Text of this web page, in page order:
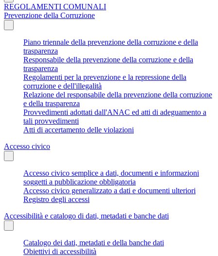
REGOLAMENTI COMUNALI
Prevenzione della Corruzione
Piano triennale della prevenzione della corruzione e della
trasparenza
Responsabile della prevenzione della corruzione e della
trasparenza
Regolamenti per la prevenzione e la repressione della
corruzione e dell'illegalità
Relazione del responsabile della prevenzione della corruzione
e della trasparenza
Provvedimenti adottati dall'ANAC ed atti di adeguamento a
tali provvedimenti
Atti di accertamento delle violazioni
Accesso civico
Accesso civico semplice a dati, documenti e informazioni
soggetti a pubblicazione obbligatoria
Accesso civico generalizzato a dati e documenti ulteriori
Registro degli accessi
Accessibilità e catalogo di dati, metadati e banche dati
Catalogo dei dati, metadati e della banche dati
Obiettivi di accessibilità